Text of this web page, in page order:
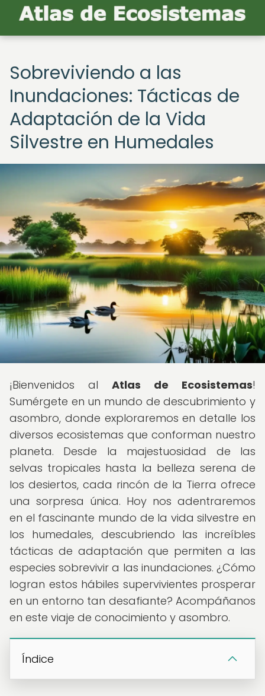
Sobreviviendo a las
Inundaciones: Tácticas de
Adaptación de la Vida
Silvestre en Humedales
¡Bienvenidos al Atlas de Ecosistemas!
Sumérgete en un mundo de descubrimiento y
asombro, donde exploraremos en detalle los
diversos ecosistemas que conforman nuestro
planeta. Desde la majestuosidad de las
selvas tropicales hasta la belleza serena de
los desiertos, cada rincón de la Tierra ofrece
una sorpresa única. Hoy nos adentraremos
en el fascinante mundo de la vida silvestre en
los humedales, descubriendo las increíbles
tácticas de adaptación que permiten a las
especies sobrevivir a las inundaciones. ¿Cómo
logran estos hábiles supervivientes prosperar
en un entorno tan desafiante? Acompáñanos
en este viaje de conocimiento y asombro.
Índice